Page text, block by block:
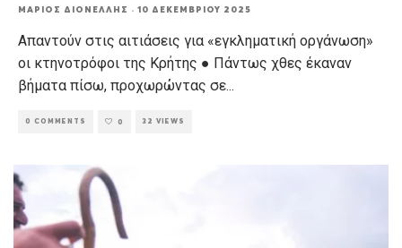
ΜΆΡΙΟΣ ΔΙΟΝΈΛΛΗΣ · 10 ΔΕΚΕΜΒΡΊΟΥ 2025
Απαντούν στις αιτιάσεις για «εγκληματική οργάνωση»
οι κτηνοτρόφοι της Κρήτης ● Πάντως χθες έκαναν
βήματα πίσω, προχωρώντας σε...
0 COMMENTS 0 32 VIEWS